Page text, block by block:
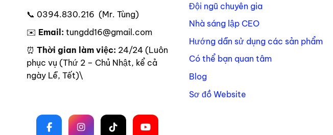
📞 0394.830.216 (Mr. Tùng)
✉️ Email: tungdd16@gmail.com
⏰ Thời gian làm việc: 24/24 (Luôn
phục vụ (Thứ 2 – Chủ Nhật, kể cả
ngày Lễ, Tết)\
Đội ngũ chuyên gia
Nhà sáng lập CEO
Hướng dẫn sử dụng các sản phẩm
Có thể bạn quan tâm
Blog
Sơ đồ Website